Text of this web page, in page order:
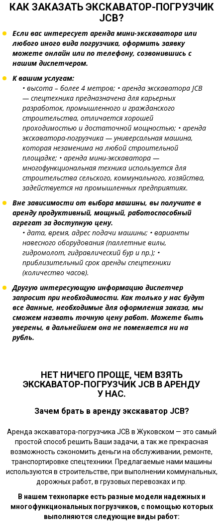
КАК ЗАКАЗАТЬ ЭКСКАВАТОР-ПОГРУЗЧИК
JCB?
Если вас интересует аренда мини-экскаватора или
любого иного вида погрузчика, оформить заявку
можете онлайн или по телефону, созвонившись с
нашим диспетчером.
К вашим услугам:
• высота – более 4 метров; • аренда экскаватора JCB
— спецтехника предназначена для карьерных
разработок, промышленного и гражданского
строительства, отличается хорошей
проходимостью и достаточной мощностью; • аренда
экскаватора-погрузчика — универсальная машина,
которая незаменима на любой строительной
площадке; • аренда мини-экскаватора —
многофункциональная техника используется для
строительства сельского, коммунального, хозяйства,
задействуется на промышленных предприятиях.
Вне зависимости от выбора машины, вы получите в
аренду продуктивный, мощный, работоспособный
агрегат за доступную цену.
• дата, время, адрес подачи машины; • варианты
навесного оборудования (паллетные вилы,
гидромолот, гидравлический бур и пр.); •
приблизительный срок аренды спецтехники
(количество часов).
Другую интересующую информацию диспетчер
запросит при необходимости. Как только у нас будут
все данные, необходимые для оформления заказа, мы
сможем назвать точную цену работ. Можете быть
уверены, в дальнейшем она не поменяется ни на
рубль.
НЕТ НИЧЕГО ПРОЩЕ, ЧЕМ ВЗЯТЬ
ЭКСКАВАТОР-ПОГРУЗЧИК JCB В АРЕНДУ
У НАС.
Зачем брать в аренду экскаватор JCB?
Аренда экскаватора-погрузчика JCB в Жуковском — это самый
простой способ решить Ваши задачи, а так же прекрасная
возможность сэкономить деньги на обслуживании, ремонте,
транспортировке спецтехники. Предлагаемые нами машины
используются в строительстве, при выполнении коммунальных,
дорожных работ, в грузовых перевозках и пр.
В нашем технопарке есть разные модели надежных и
многофункциональных погрузчиков, с помощью которых
выполняются следующие виды работ: